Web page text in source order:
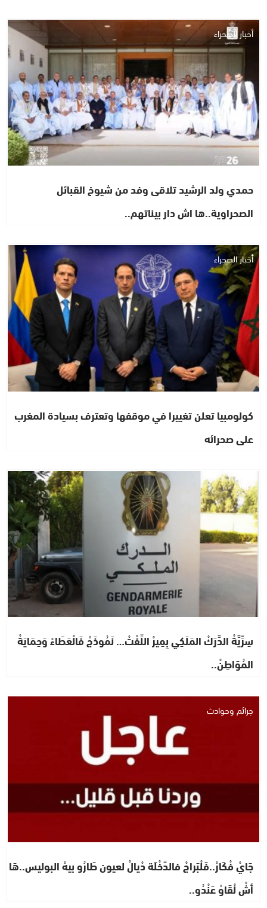
أخبار الصحراء
حمدي ولد الرشيد تلاقى وفد من شيوخ القبائل
الصحراوية..ها اش دار بيناتهم..
أخبار الصحراء
كولومبيا تعلن تغييرا في موقفها وتعترف بسيادة المغرب
على صحرائه
جهات
سِرِّيَّةْ الدَّرَكْ المَلَكِي بِمِيرْ اللِّفْتْ… نَمُوذَجْ فَالْعَطَاءْ وَحِمَايَةْ
المُوَاطِنْ..
جرائم وحوادث
جَايْ فْكَارْ..فَلْبَراجْ فالدَّخْلَة دْيالْ لعيون طَارُو بيهْ البوليس..هَا
أشْ لْقَاوْ عَنْدُو..